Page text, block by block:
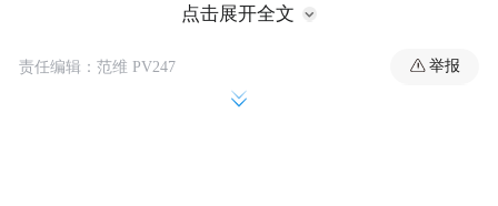
同处一个地点的感觉（“具身性”）、沉静冥
想、自我超越、不易怒并且愿意宽容别人，
以及在大自然当中找到敬畏感等等。
点击展开全文
责任编辑：范维 PV247 举报